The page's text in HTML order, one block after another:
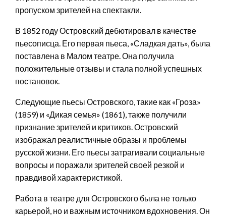
пропуском зрителей на спектакли.
В 1852 году Островский дебютировал в качестве
пьесописца. Его первая пьеса, «Сладкая дать», была
поставлена в Малом театре. Она получила
положительные отзывы и стала полной успешных
постановок.
Следующие пьесы Островского, такие как «Гроза»
(1859) и «Дикая семья» (1861), также получили
признание зрителей и критиков. Островский
изображал реалистичные образы и проблемы
русской жизни. Его пьесы затрагивали социальные
вопросы и поражали зрителей своей резкой и
правдивой характеристикой.
Работа в театре для Островского была не только
карьерой, но и важным источником вдохновения. Он